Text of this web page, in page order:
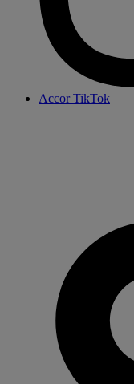
Accor TikTok